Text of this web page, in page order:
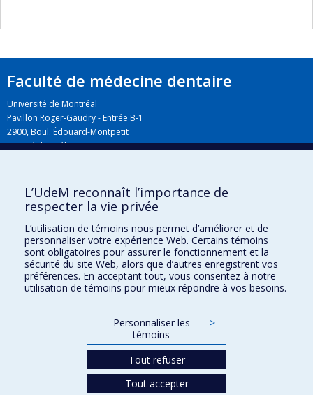
Faculté de médecine dentaire
Université de Montréal
Pavillon Roger-Gaudry - Entrée B-1
2900, Boul. Édouard-Montpetit
Montréal (Québec) H3T 1J4
Plan du campus
L’UdeM reconnaît l’importance de
respecter la vie privée
L’utilisation de témoins nous permet d’améliorer et de
personnaliser votre expérience Web. Certains témoins
sont obligatoires pour assurer le fonctionnement et la
sécurité du site Web, alors que d’autres enregistrent vos
préférences. En acceptant tout, vous consentez à notre
utilisation de témoins pour mieux répondre à vos besoins.
Personnaliser les
témoins
>
Tout refuser
Tout accepter